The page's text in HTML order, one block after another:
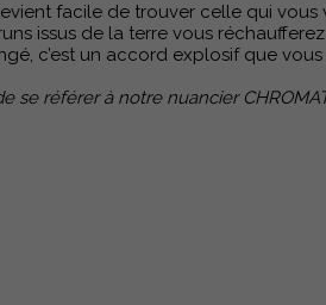
facile de trouver celle qui vous
issus de la terre vous
c’est un accord explosif que vous
se référer à notre nuancier